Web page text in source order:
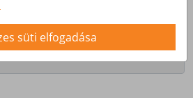
Érdekel
süti elfogadása